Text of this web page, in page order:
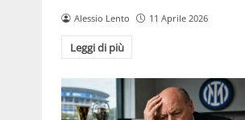
Alessio Lento 11 Aprile 2026
Leggi di più